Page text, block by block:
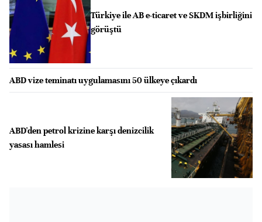
Türkiye ile AB e-ticaret ve SKDM işbirliğini
görüştü
ABD vize teminatı uygulamasını 50 ülkeye çıkardı
ABD'den petrol krizine karşı denizcilik
yasası hamlesi